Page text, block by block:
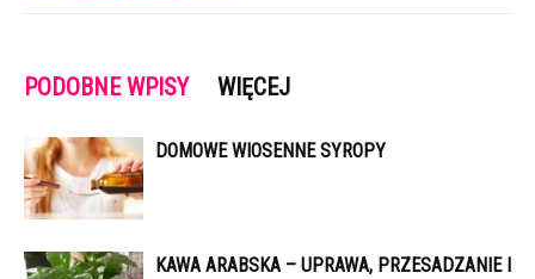
PODOBNE WPISY WIĘCEJ
DOMOWE WIOSENNE SYROPY
KAWA ARABSKA – UPRAWA, PRZESADZANIE I